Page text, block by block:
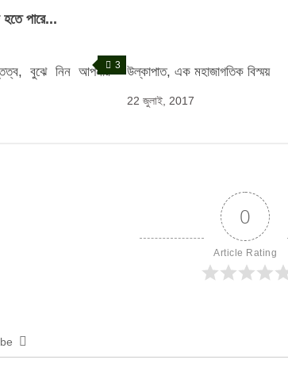
পারে...
3
বুঝে নিন আপনার
উল্কাপাত, এক মহাজাগতিক বিস্ময়
22 জুলাই, 2017
0
Article Rating